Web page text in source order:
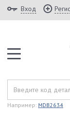
Вход
Например: MDB2634